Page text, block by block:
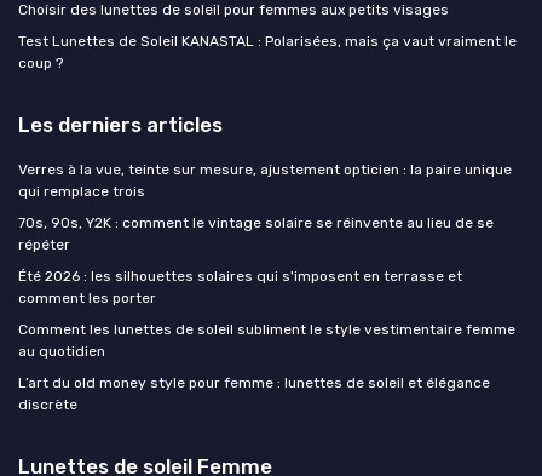
Choisir des lunettes de soleil pour femmes aux petits visages
Test Lunettes de Soleil KANASTAL : Polarisées, mais ça vaut vraiment le
coup ?
Les derniers articles
Verres à la vue, teinte sur mesure, ajustement opticien : la paire unique
qui remplace trois
70s, 90s, Y2K : comment le vintage solaire se réinvente au lieu de se
répéter
Été 2026 : les silhouettes solaires qui s'imposent en terrasse et
comment les porter
Comment les lunettes de soleil subliment le style vestimentaire femme
au quotidien
L’art du old money style pour femme : lunettes de soleil et élégance
discrète
Lunettes de soleil Femme